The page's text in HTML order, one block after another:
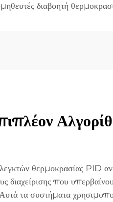
διαβοητή
θερμοκρασίας PID
διαχείρισης που
τα συστήματα